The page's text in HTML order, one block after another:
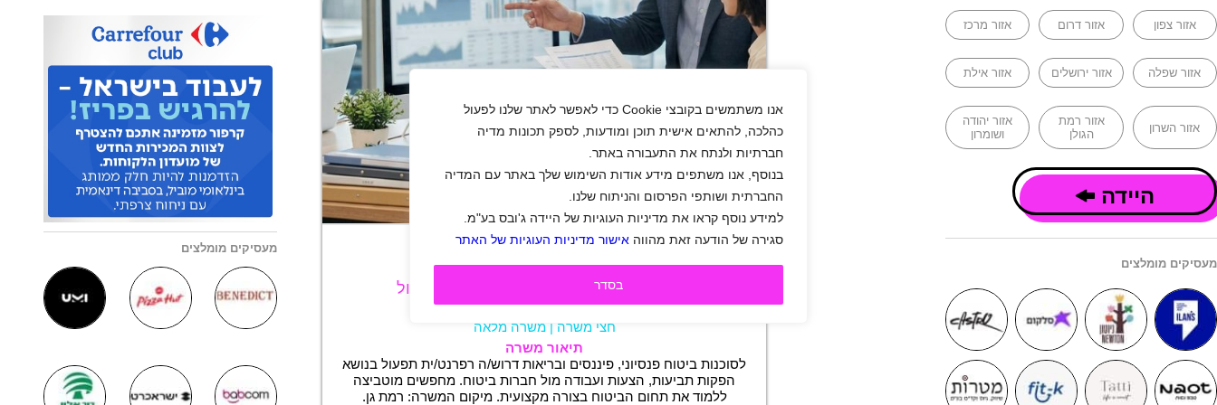
אנו משתמשים בקובצי Cookie כדי לאפשר לאתר שלנו לפעול
כהלכה, להתאים אישית תוכן ומודעות, לספק תכונות מדיה
חברתיות ולנתח את התעבורה באתר.
בנוסף, אנו משתפים מידע אודות השימוש שלך באתר עם המדיה
החברתית ושותפי הפרסום והניתוח שלנו.
למידע נוסף קראו את מדיניות העוגיות של היידה ג'ובס בע"מ.
סגירה של הודעה זאת מהווה אישור מדיניות העוגיות של האתר
בסדר
אזור צפון אזור דרום אזור מרכז
אזור שפלה אזור ירושלים אזור אילת
אזור השרון
אזור רמת
הגולן
אזור יהודה
ושומרון
היידה
מעסיקים מומלצים
+
לדבורה דנה ביטוח דרוש/ה רפרנט/ית תפעול
חצי משרה |משרה מלאה
תיאור משרה
לסוכנות ביטוח פנסיוני, פיננסים ובריאות דרוש/ה רפרנט/ית תפעול בנושא
הפקות תביעות, הצעות ועבודה מול חברות ביטוח. מחפשים מוטביצה
ללמוד את תחום הביטוח בצורה מקצועית. מיקום המשרה: רמת גן.
מעסיקים מומלצים